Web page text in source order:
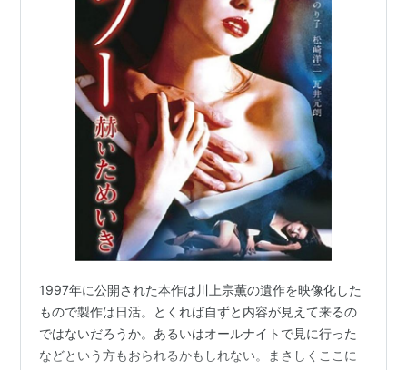
1997年に公開された本作は川上宗薫の遺作を映像化した
もので製作は日活。とくれば自ずと内容が見えて来るの
ではないだろうか。あるいはオールナイトで見に行った
などという方もおられるかもしれない。まさしくここに